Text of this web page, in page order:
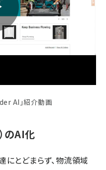
AI」紹介動画
のAI化
とどまらず、物流領域